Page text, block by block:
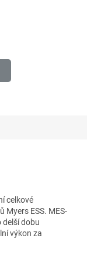
celkové
ESS. MES-
dobu
výkon za